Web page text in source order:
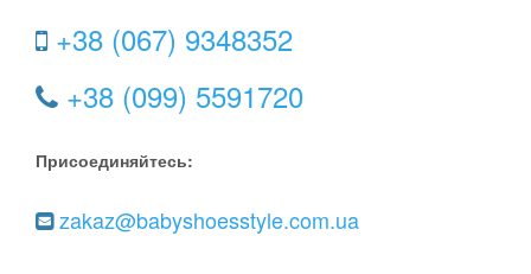
+38 (067) 9348352
+38 (099) 5591720
Присоединяйтесь:
zakaz@babyshoesstyle.com.ua